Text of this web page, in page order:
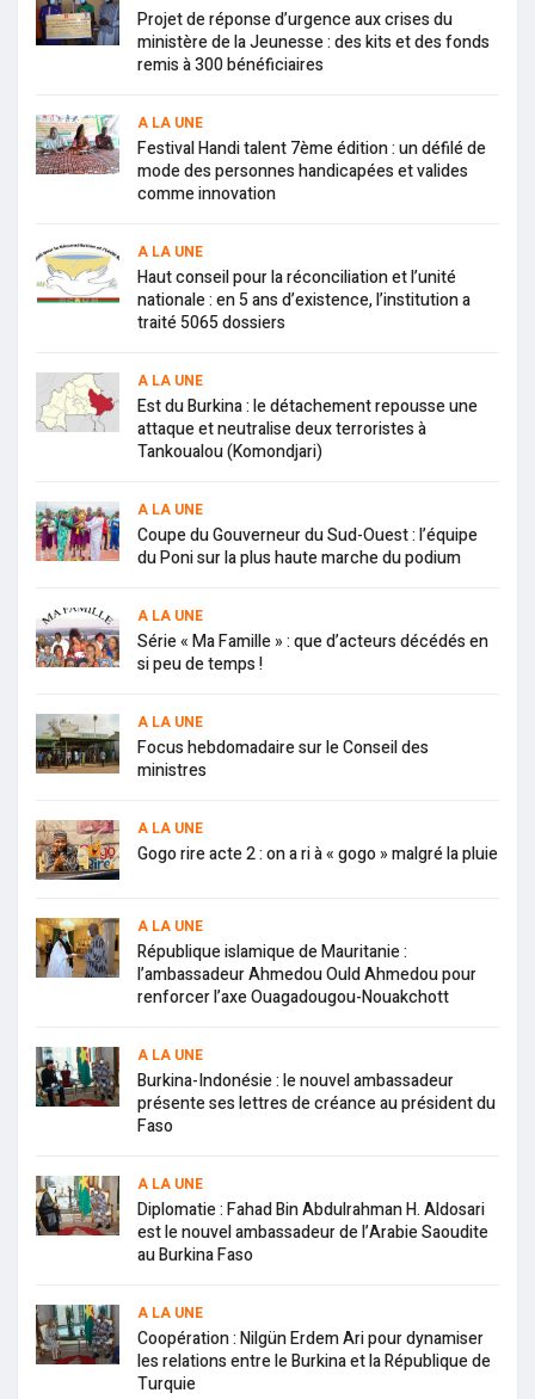
Projet de réponse d’urgence aux crises du
ministère de la Jeunesse : des kits et des fonds
remis à 300 bénéficiaires
A LA UNE
Festival Handi talent 7ème édition : un défilé de
mode des personnes handicapées et valides
comme innovation
A LA UNE
Haut conseil pour la réconciliation et l’unité
nationale : en 5 ans d’existence, l’institution a
traité 5065 dossiers
A LA UNE
Est du Burkina : le détachement repousse une
attaque et neutralise deux terroristes à
Tankoualou (Komondjari)
A LA UNE
Coupe du Gouverneur du Sud-Ouest : l’équipe
du Poni sur la plus haute marche du podium
A LA UNE
Série « Ma Famille » : que d’acteurs décédés en
si peu de temps !
A LA UNE
Focus hebdomadaire sur le Conseil des
ministres
A LA UNE
Gogo rire acte 2 : on a ri à « gogo » malgré la pluie
A LA UNE
République islamique de Mauritanie :
l’ambassadeur Ahmedou Ould Ahmedou pour
renforcer l’axe Ouagadougou-Nouakchott
A LA UNE
Burkina-Indonésie : le nouvel ambassadeur
présente ses lettres de créance au président du
Faso
A LA UNE
Diplomatie : Fahad Bin Abdulrahman H. Aldosari
est le nouvel ambassadeur de l’Arabie Saoudite
au Burkina Faso
A LA UNE
Coopération : Nilgün Erdem Ari pour dynamiser
les relations entre le Burkina et la République de
Turquie